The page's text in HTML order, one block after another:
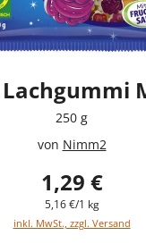
250 g
von Nimm2
1,29 €
5,16 €/1 kg
inkl. MwSt., zzgl. Versand